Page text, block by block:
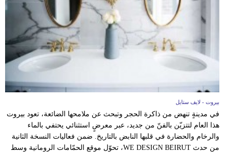
فيديو
مدوَنات
مشاكل
وحلول
بيروت - لايف ستايل
في مدينةٍ تنهض من ذاكرة الحجر وتبحث عن ملامحها الضائعة، تعود بيروت
هذا العام لتتزيّن بالفنّ من جديد، عبر معرضٍ استثنائي يحتفي بالماء
والرخام والحضارة في قلبها النابض بالتاريخ. ضمن فعاليات النسخة الثانية
من حدث WE DESIGN BEIRUT، تحوّل موقع الحمّامات الرومانية وسط